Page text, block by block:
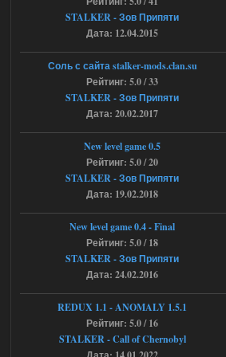
Объединенный Пак 2 + OGSR +
STCoP WP 3.4
andreyforest1993
Здравствуйте, почему не
Анимаций открытия рюкзака и
использования предметов как в
ANOMALY ※ MEDIUM 7.0
Stalker-Mods-Clan-su
Доступно только для пользователей
Improved Weapon Pack (I.W.P.) - UPD
Stalker-Mods-Clan-su
STALKER - Зов Припяти
Дата: 12.04.2015
Соль с сайта stalker-mods.clan.su
Рейтинг: 5.0 / 33
STALKER - Зов Припяти
Дата: 20.02.2017
New level game 0.5
Рейтинг: 5.0 / 20
STALKER - Зов Припяти
Дата: 19.02.2018
New level game 0.4 - Final
Рейтинг: 5.0 / 18
STALKER - Зов Припяти
Дата: 24.02.2016
REDUX 1.1​​​​​​​ - ANOMALY 1.5.1
Рейтинг: 5.0 / 16
STALKER - Call of Chernobyl